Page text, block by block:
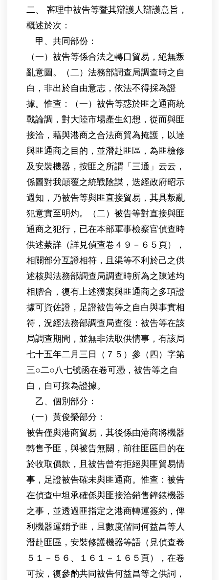
二、 審理中被告等暨其辯護人辯護意旨，
概述於次：
甲、共同部份：
（一）被告等係合法之轉口貿易，絕無叛
亂意圖。（二）法務部調查局調查時之自
白，非出於自由意志，依法不得採為證
據。惟查：（一）被告等惑於匪之通商統
戰論調，對大陸市場產生幻想，從而與匪
接洽，藉與港商之合法商貿為掩護，以達
與匪通商之目的，並潛赴匪區，為匪檢修
及安裝機器，按匪之所謂「三通」云云，
係圖對我顛覆之統戰陰謀，迭經政府昭示
週知，乃被告等與匪直接貿易，其具叛亂
犯意實至明灼。（二）被告等對直接與匪
通商之犯行，已在本部軍事檢察官偵查時
供述綦詳（詳見偵查卷４９－６５頁），
相關部分互證相符，且渠等不利於己之供
述核與法務部調查局調查時所為之陳述均
相脗合，復有上述獲案與匪通商之多項證
據可資佐證，足證被告等之自白與事實相
符，況經法務部調查局查復：被告等在該
局調查期間，並無非法取供情事，有該局
七十五年二月三日（７５）參（四）字第
三○二○八七號函在卷可憑，被告等之自
白，自可採為證據。
乙、個別部分：
（一）黃俊榮部分：
被告僅與港商貿易，其後係由港商將機器
轉售予匪，與被告無關，前往匪區目的在
於收取價款，且被告曾有拒絕與匪貿易情
事，足證被告確未與匪通商。惟查：被告
在偵查中坦承確係與匪接洽銷售鐘錶機器
之事，並透過匪指定之港商轉運簽約，俾
利機器運銷予匪，且數度偕同何益昌等人
潛赴匪區，安裝修護機器等語（見偵查卷
５１－５６、１６１－１６５頁），在卷
可按，復參酌共同被告何益昌等之供詞，